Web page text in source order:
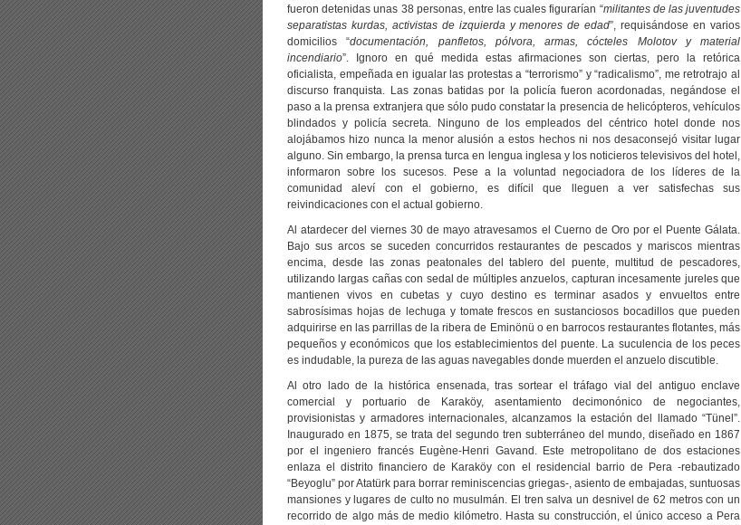
fueron detenidas unas 38 personas, entre las cuales figurarían “militantes de las juventudes
separatistas kurdas, activistas de izquierda y menores de edad”, requisándose en varios
domicilios “documentación, panfletos, pólvora, armas, cócteles Molotov y material
incendiario”. Ignoro en qué medida estas afirmaciones son ciertas, pero la retórica
oficialista, empeñada en igualar las protestas a “terrorismo” y “radicalismo”, me retrotrajo al
discurso franquista. Las zonas batidas por la policía fueron acordonadas, negándose el
paso a la prensa extranjera que sólo pudo constatar la presencia de helicópteros, vehículos
blindados y policía secreta. Ninguno de los empleados del céntrico hotel donde nos
alojábamos hizo nunca la menor alusión a estos hechos ni nos desaconsejó visitar lugar
alguno. Sin embargo, la prensa turca en lengua inglesa y los noticieros televisivos del hotel,
informaron sobre los sucesos. Pese a la voluntad negociadora de los líderes de la
comunidad aleví con el gobierno, es difícil que lleguen a ver satisfechas sus
reivindicaciones con el actual gobierno.
Al atardecer del viernes 30 de mayo atravesamos el Cuerno de Oro por el Puente Gálata.
Bajo sus arcos se suceden concurridos restaurantes de pescados y mariscos mientras
encima, desde las zonas peatonales del tablero del puente, multitud de pescadores,
utilizando largas cañas con sedal de múltiples anzuelos, capturan incesamente jureles que
mantienen vivos en cubetas y cuyo destino es terminar asados y envueltos entre
sabrosísimas hojas de lechuga y tomate frescos en sustanciosos bocadillos que pueden
adquirirse en las parrillas de la ribera de Eminönü o en barrocos restaurantes flotantes, más
pequeños y económicos que los establecimientos del puente. La suculencia de los peces
es indudable, la pureza de las aguas navegables donde muerden el anzuelo discutible.
Al otro lado de la histórica ensenada, tras sortear el tráfago vial del antiguo enclave
comercial y portuario de Karaköy, asentamiento decimonónico de negociantes,
provisionistas y armadores internacionales, alcanzamos la estación del llamado “Tünel”.
Inaugurado en 1875, se trata del segundo tren subterráneo del mundo, diseñado en 1867
por el ingeniero francés Eugène-Henri Gavand. Este metropolitano de dos estaciones
enlaza el distrito financiero de Karaköy con el residencial barrio de Pera -rebautizado
“Beyoglu” por Atatürk para borrar reminiscencias griegas-, asiento de embajadas, suntuosas
mansiones y lugares de culto no musulmán. El tren salva un desnivel de 62 metros con un
recorrido de algo más de medio kilómetro. Hasta su construcción, el único acceso a Pera